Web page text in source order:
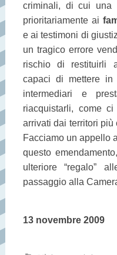
criminali, di cui una
prioritariamente ai
e ai testimoni di
un tragico errore
rischio di restituirli
capaci di mettere in
intermediari e
riacquistarli, come
arrivati dai territori
Facciamo un appello
questo
ulteriore “regalo”
passaggio alla
13 novembre 2009